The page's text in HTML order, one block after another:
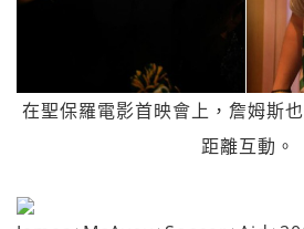
在聖保羅電影首映會上，詹姆斯
距離互動。